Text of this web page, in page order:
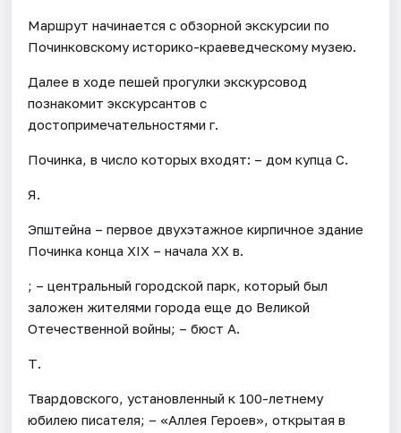
Маршрут начинается с обзорной экскурсии по
Починковскому историко-краеведческому музею.
Далее в ходе пешей прогулки экскурсовод
познакомит экскурсантов с
достопримечательностями г.
Починка, в число которых входят: – дом купца С.
Я.
Эпштейна – первое двухэтажное кирпичное здание
Починка конца XIX – начала XX в.
; – центральный городской парк, который был
заложен жителями города еще до Великой
Отечественной войны; – бюст А.
Т.
Твардовского, установленный к 100-летнему
юбилею писателя; – «Аллея Героев», открытая в